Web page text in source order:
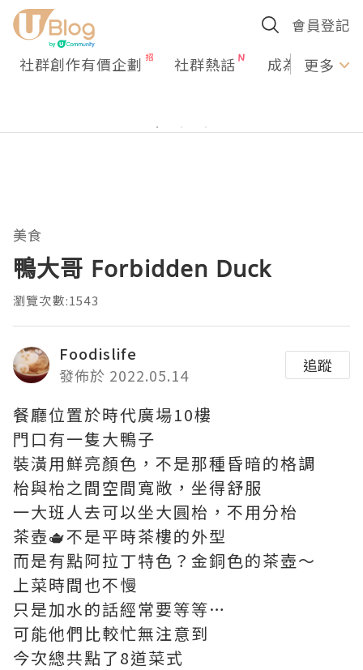
會員登記
社群創作有價企劃 社群熱話 成為U更多
美食
鴨大哥 Forbidden Duck
瀏覽次數:1543
Foodislife
發佈於 2022.05.14
追蹤
餐廳位置於時代廣場10樓
門口有一隻大鴨子
裝潢用鮮亮顏色，不是那種昏暗的格調
枱與枱之間空間寬敞，坐得舒服
一大班人去可以坐大圓枱，不用分枱
茶壺🫖不是平時茶樓的外型
而是有點阿拉丁特色？金銅色的茶壺～
上菜時間也不慢
只是加水的話經常要等等…
可能他們比較忙無注意到
今次總共點了8道菜式